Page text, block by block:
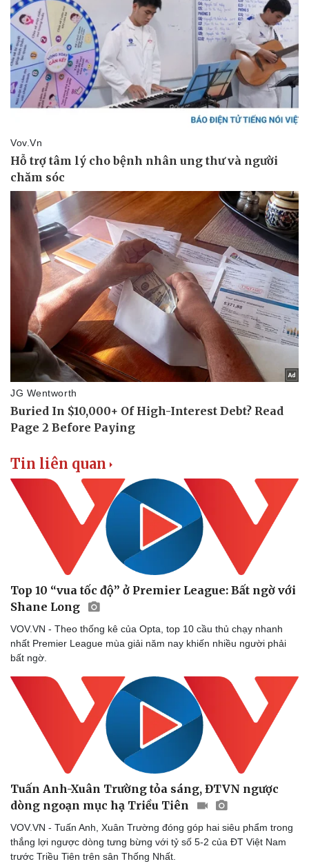
eSports
Hậu trường
Doanh nghiệp
Doanh nghiệp 24h
Doanh nhân
Vì cộng đồng
Công nghệ
Tin Công nghệ
Trải nghiệm
Chuyển đổi số
Tin liên quan
Top 10 “vua tốc độ” ở Premier League: Bất ngờ với
Shane Long
VOV.VN - Theo thống kê của Opta, top 10 cầu thủ chạy nhanh
nhất Premier League mùa giải năm nay khiến nhiều người phải
bất ngờ.
Tuấn Anh-Xuân Trường tỏa sáng, ĐTVN ngược
dòng ngoạn mục hạ Triều Tiên
VOV.VN - Tuấn Anh, Xuân Trường đóng góp hai siêu phẩm trong
thắng lợi ngược dòng tưng bừng với tỷ số 5-2 của ĐT Việt Nam
trước Triều Tiên trên sân Thống Nhất.